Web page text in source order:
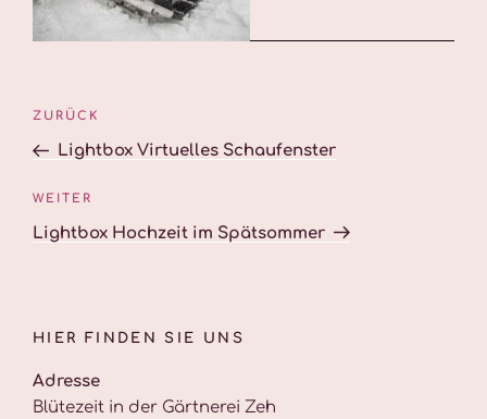
Beitragsnavigation
Vorheriger
Beitrag
ZURÜCK
Lightbox Virtuelles Schaufenster
Nächster
Beitrag
WEITER
Lightbox Hochzeit im Spätsommer
HIER FINDEN SIE UNS
Adresse
Blütezeit in der Gärtnerei Zeh